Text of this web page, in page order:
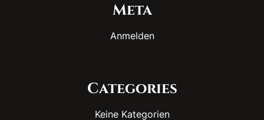
Meta
Anmelden
Categories
Keine Kategorien